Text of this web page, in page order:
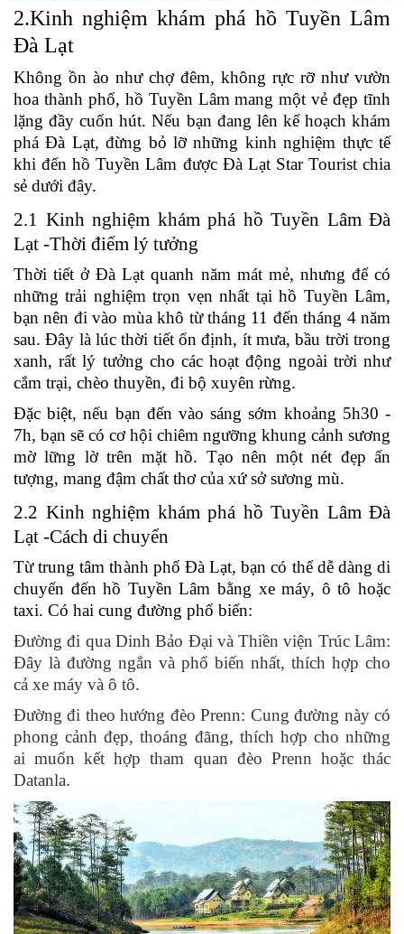
2.Kinh nghiệm khám phá hồ Tuyền Lâm
Đà Lạt
Không ồn ào như chợ đêm, không rực rỡ như vườn
hoa thành phố, hồ Tuyền Lâm mang một vẻ đẹp tĩnh
lặng đầy cuốn hút. Nếu bạn đang lên kế hoạch khám
phá Đà Lạt, đừng bỏ lỡ những kinh nghiệm thực tế
khi đến hồ Tuyền Lâm được Đà Lạt Star Tourist chia
sẻ dưới đây.
2.1 Kinh nghiệm khám phá hồ Tuyền Lâm Đà
Lạt -Thời điểm lý tưởng
Thời tiết ở Đà Lạt quanh năm mát mẻ, nhưng để có
những trải nghiệm trọn vẹn nhất tại hồ Tuyền Lâm,
bạn nên đi vào mùa khô từ tháng 11 đến tháng 4 năm
sau. Đây là lúc thời tiết ổn định, ít mưa, bầu trời trong
xanh, rất lý tưởng cho các hoạt động ngoài trời như
cắm trại, chèo thuyền, đi bộ xuyên rừng.
Đặc biệt, nếu bạn đến vào sáng sớm khoảng 5h30 -
7h, bạn sẽ có cơ hội chiêm ngưỡng khung cảnh sương
mờ lững lờ trên mặt hồ. Tạo nên một nét đẹp ấn
tượng, mang đậm chất thơ của xứ sở sương mù.
2.2 Kinh nghiệm khám phá hồ Tuyền Lâm Đà
Lạt -Cách di chuyển
Từ trung tâm thành phố Đà Lạt, bạn có thể dễ dàng di
chuyển đến hồ Tuyền Lâm bằng xe máy, ô tô hoặc
taxi. Có hai cung đường phổ biến:
Đường đi qua Dinh Bảo Đại và Thiền viện Trúc Lâm:
Đây là đường ngắn và phổ biến nhất, thích hợp cho
cả xe máy và ô tô.
Đường đi theo hướng đèo Prenn: Cung đường này có
phong cảnh đẹp, thoáng đãng, thích hợp cho những
ai muốn kết hợp tham quan đèo Prenn hoặc thác
Datanla.